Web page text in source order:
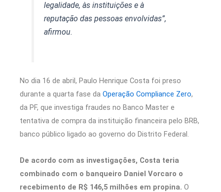
legalidade, às instituições e à
reputação das pessoas envolvidas”,
afirmou.
No dia 16 de abril, Paulo Henrique Costa foi preso
durante a quarta fase da Operação Compliance Zero,
da PF, que investiga fraudes no Banco Master e
tentativa de compra da instituição financeira pelo BRB,
banco público ligado ao governo do Distrito Federal.
De acordo com as investigações, Costa teria
combinado com o banqueiro Daniel Vorcaro o
recebimento de R$ 146,5 milhões em propina. O